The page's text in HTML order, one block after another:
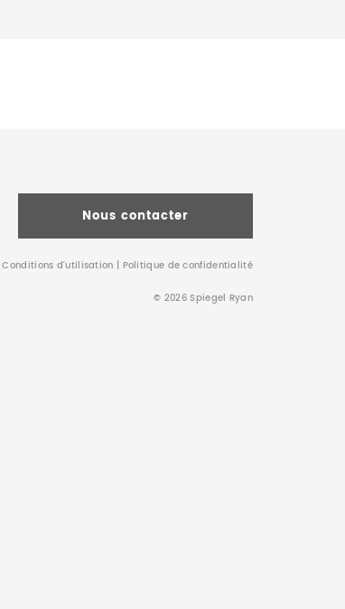
Nous contacter
Conditions d’utilisation Politique de confidentialité
© 2026 Spiegel Ryan